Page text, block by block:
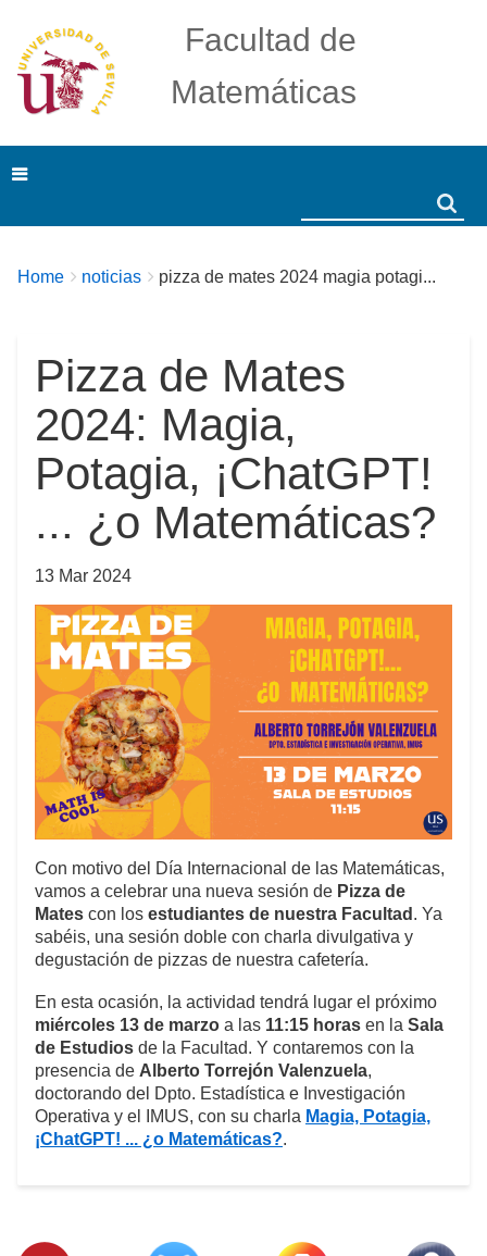
Facultad de
Matemáticas
Breadcrumbs
You
Home noticias pizza de mates 2024 magia potagi...
Pizza de Mates
2024: Magia,
Potagia, ¡ChatGPT!
... ¿o Matemáticas?
13 Mar 2024
Con motivo del Día Internacional de las Matemáticas,
vamos a celebrar una nueva sesión de Pizza de
Mates con los estudiantes de nuestra Facultad . Ya
sabéis, una sesión doble con charla divulgativa y
degustación de pizzas de nuestra cafetería.
En esta ocasión, la actividad tendrá lugar el próximo
miércoles 13 de marzo a las 11:15 horas en la Sala
de Estudios de la Facultad. Y contaremos con la
presencia de Alberto Torrejón Valenzuela,
doctorando del Dpto. Estadística e Investigación
Operativa y el IMUS, con su charla Magia, Potagia,
¡ChatGPT! ... ¿o Matemáticas?.